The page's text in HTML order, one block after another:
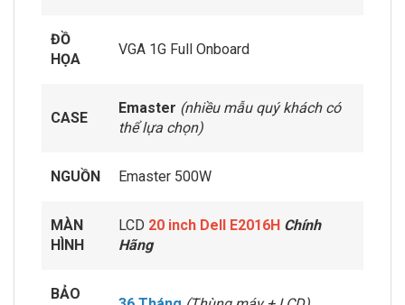
ĐỒ
HỌA
VGA 1G Full Onboard
CASE
Emaster (nhiều mẫu quý khách có
thể lựa chọn)
NGUỒN Emaster 500W
MÀN
HÌNH
LCD 20 inch Dell E2016H Chính
Hãng
BẢO